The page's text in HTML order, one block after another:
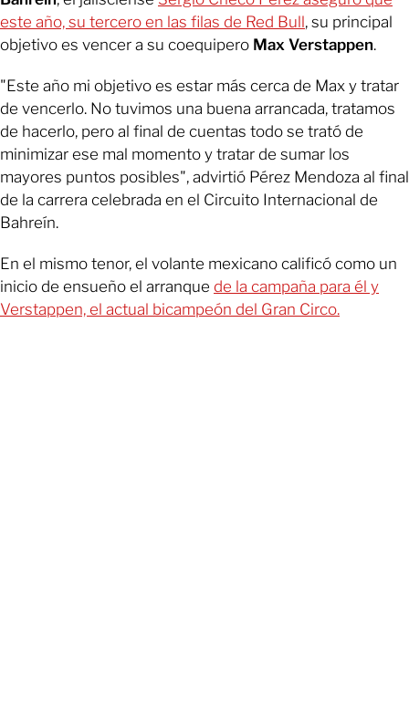
este año, su tercero en las filas de Red Bull, su principal
objetivo es vencer a su coequipero Max Verstappen.
"Este año mi objetivo es estar más cerca de Max y tratar
de vencerlo. No tuvimos una buena arrancada, tratamos
de hacerlo, pero al final de cuentas todo se trató de
minimizar ese mal momento y tratar de sumar los
mayores puntos posibles", advirtió Pérez Mendoza al final
de la carrera celebrada en el Circuito Internacional de
Bahreín.
En el mismo tenor, el volante mexicano calificó como un
inicio de ensueño el arranque de la campaña para él y
Verstappen, el actual bicampeón del Gran Circo.